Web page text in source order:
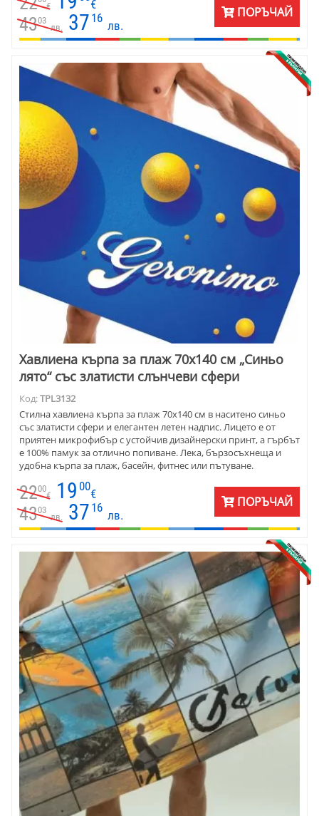
€ €
4303
лв. 37 16
лв.
ПОРЪЧАЙ
Хавлиена кърпа за плаж 70х140 см „Синьо
лято“ със златисти слънчеви сфери
Код:TPL3132
Стилна хавлиена кърпа за плаж 70х140 см в наситено синьо
със златисти сфери и елегантен летен надпис. Лицето е от
приятен микрофибър с устойчив дизайнерски принт, а гърбът
е 100% памук за отлично попиване. Лека, бързосъхнеща и
удобна кърпа за плаж, басейн, фитнес или пътуване.
2200
€ 19 00
€
4303
лв. 37 16
лв.
ПОРЪЧАЙ